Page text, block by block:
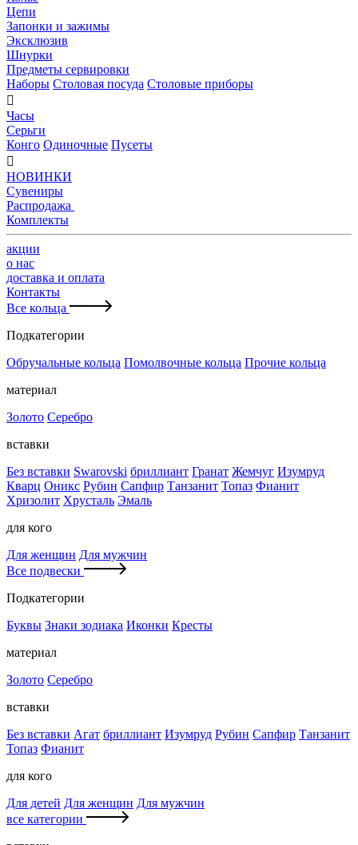
Цепи
Запонки и зажимы
Эксклюзив
Шнурки
Предметы сервировки
Наборы Столовая посуда Столовые приборы

Часы
Серьги
Конго Одиночные Пусеты

НОВИНКИ
Сувениры
Распродажа
Комплекты
акции
о нас
доставка и оплата
Контакты
Все кольца
Подкатегории
Обручальные кольца Помолвочные кольца Прочие кольца
материал
Золото Серебро
вставки
Без вставки Swarovski бриллиант Гранат Жемчуг Изумруд
Кварц Оникс Рубин Сапфир Танзанит Топаз Фианит
Хризолит Хрусталь Эмаль
для кого
Для женщин Для мужчин
Все подвески
Подкатегории
Буквы Знаки зодиака Иконки Кресты
материал
Золото Серебро
вставки
Без вставки Агат бриллиант Изумруд Рубин Сапфир Танзанит
Топаз Фианит
для кого
Для детей Для женщин Для мужчин
все категории